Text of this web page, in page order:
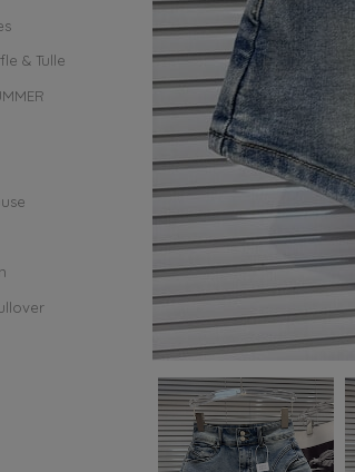
& Tulle